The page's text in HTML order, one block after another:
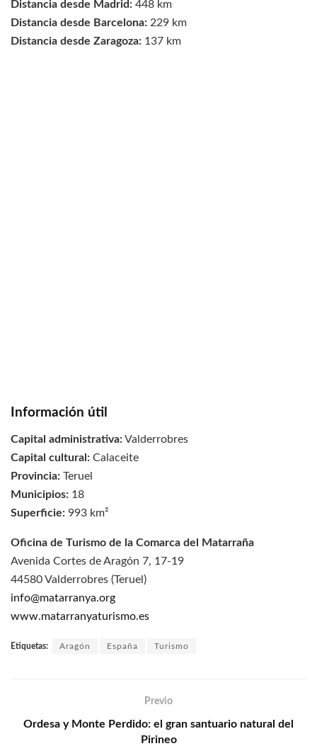
Distancia desde Madrid: 448 km
Distancia desde Barcelona: 229 km
Distancia desde Zaragoza: 137 km
Información útil
Capital administrativa:Valderrobres
Capital cultural: Calaceite
Provincia: Teruel
Municipios: 18
Superficie: 993 km²
Oficina de Turismo de la Comarca del Matarraña
Avenida Cortes de Aragón 7, 17-19
44580 Valderrobres (Teruel)
info@matarranya.org
www.matarranyaturismo.es
Etiquetas: Aragón España Turismo
Previo
Ordesa y Monte Perdido: el gran santuario natural del
Pirineo